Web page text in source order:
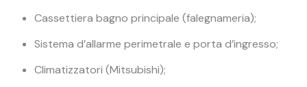
Cassettiera bagno principale (falegnameria);
Sistema d’allarme perimetrale e porta d’ingresso;
Climatizzatori (Mitsubishi);